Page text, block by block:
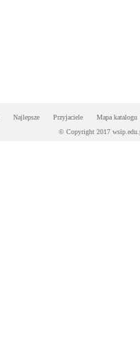
Najlepsze Przyjaciele
Mapa katalogu
© Copyright 2017